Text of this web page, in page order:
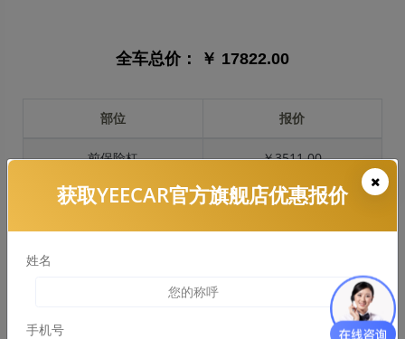
全车总价： ￥ 17822.00
部位 报价
前保险杠 ￥3511.00
引擎盖 ￥4223.00
左右两侧前叶子板 ￥3168.00
获取YEECAR官方旗舰店优惠报价
姓名
手机号